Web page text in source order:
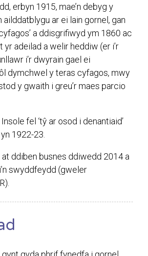
erbyn 1915, mae’n debyg y
ar ei lain gornel, gan
cyfagos’ a ddisgrifiwyd ym 1860 ac
yr adeilad a welir heddiw (er i’r
i’r dwyrain gael ei
dymchwel y teras cyfagos, mwy
y gwaith i greu’r maes parcio
fel ‘tŷ ar osod i denantiaid’
1922-23.
ddiben busnes ddiwedd 2014 a
swyddfeydd (gweler